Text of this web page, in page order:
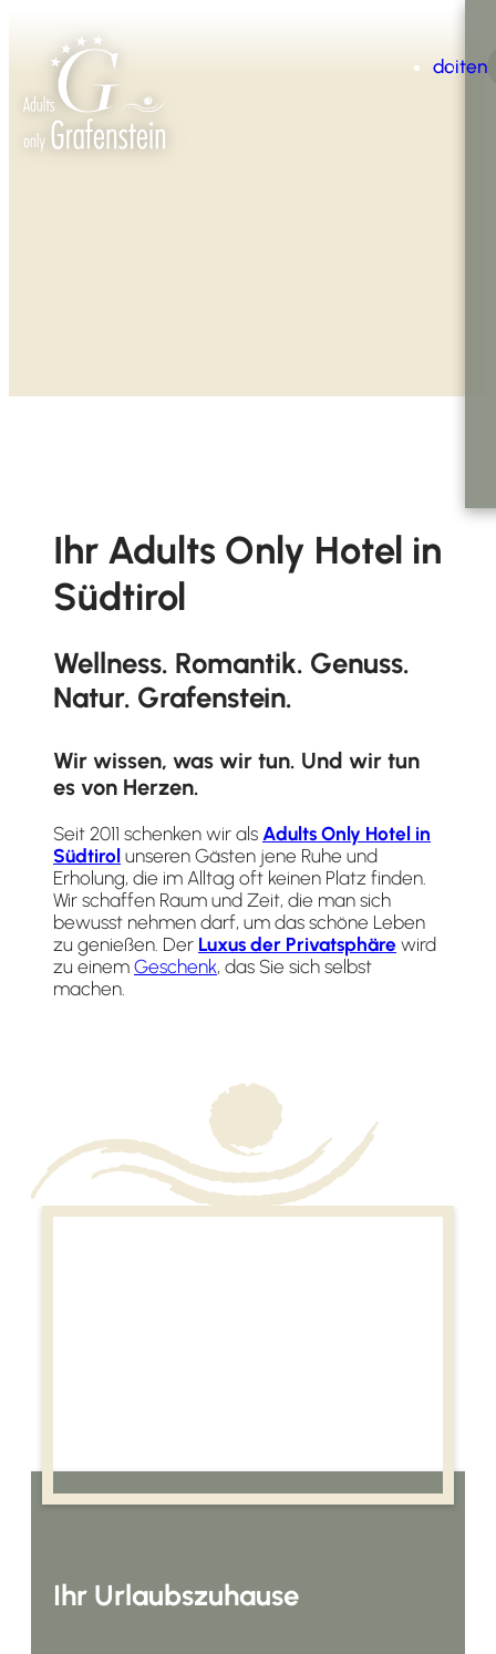
deiten
Ihr Adults Only Hotel in
Südtirol
Wellness. Romantik. Genuss.
Natur. Grafenstein.
Wir wissen, was wir tun. Und wir tun
es von Herzen.
Seit 2011 schenken wir als Adults Only Hotel in
Südtirol unseren Gästen jene Ruhe und
Erholung, die im Alltag oft keinen Platz finden.
Wir schaffen Raum und Zeit, die man sich
bewusst nehmen darf, um das schöne Leben
zu genießen. Der Luxus der Privatsphäre wird
zu einem Geschenk, das Sie sich selbst
machen.
Ihr Urlaubszuhause